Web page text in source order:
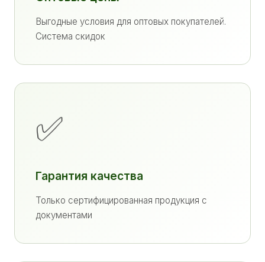
Выгодные условия для оптовых покупателей.
Система скидок
✅
Гарантия качества
Только сертифицированная продукция с
документами